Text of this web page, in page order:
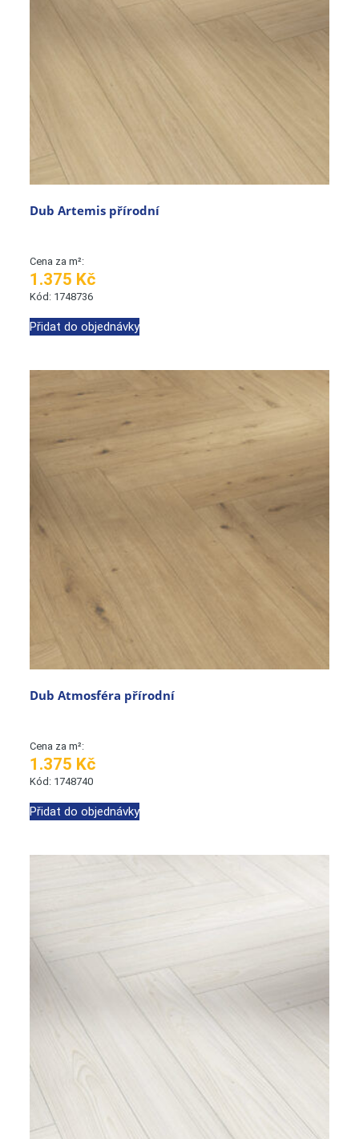
Dub Artemis přírodní
Cena za m²:
1.375 Kč
Kód: 1748736
Přidat do objednávky
Dub Atmosféra přírodní
Cena za m²:
1.375 Kč
Kód: 1748740
Přidat do objednávky